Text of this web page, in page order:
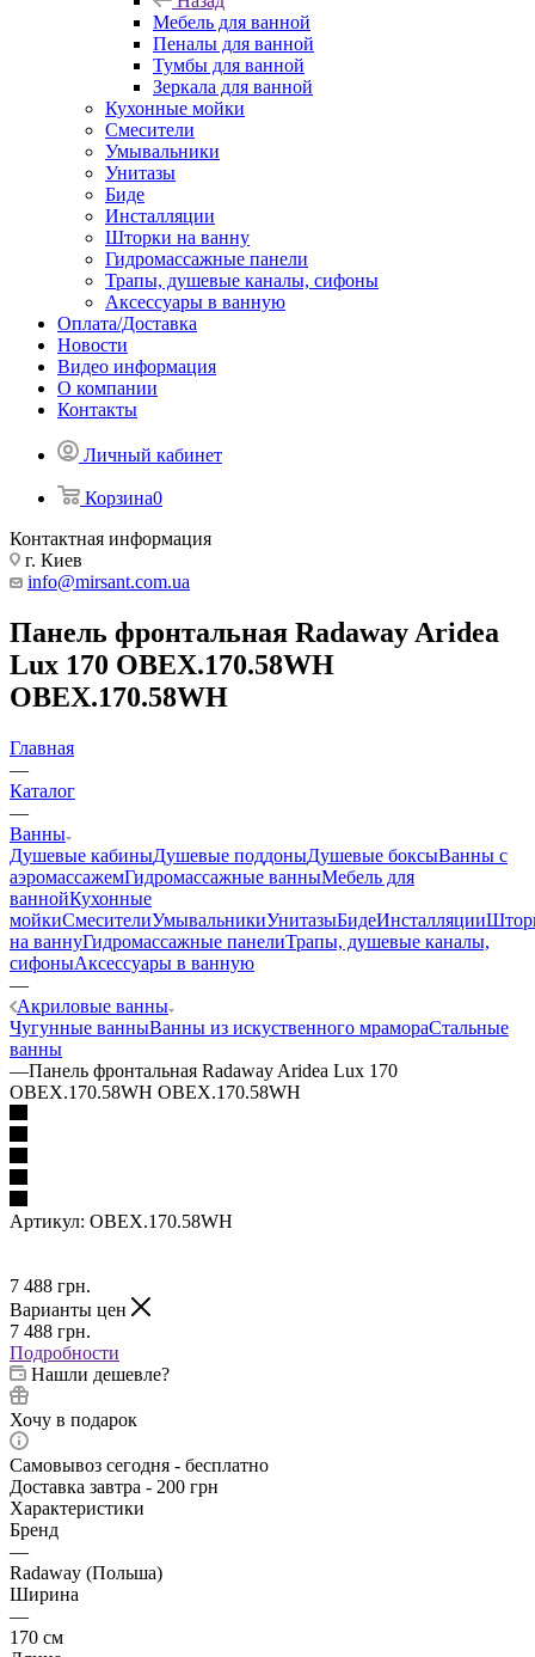
Мебель для ванной
Пеналы для ванной
Тумбы для ванной
Зеркала для ванной
Кухонные мойки
Смесители
Умывальники
Унитазы
Биде
Инсталляции
Шторки на ванну
Гидромассажные панели
Трапы, душевые каналы, сифоны
Аксессуары в ванную
Оплата/Доставка
Новости
Видео информация
О компании
Контакты
Личный кабинет
Корзина0
Контактная информация
г. Киев
info@mirsant.com.ua
Панель фронтальная Radaway Aridea
Lux 170 OBEX.170.58WH
OBEX.170.58WH
Главная
—
Каталог
—
Ванны
Душевые кабиныДушевые поддоныДушевые боксыВанны с
аэромассажемГидромассажные ванныМебель для
ваннойКухонные
мойкиСмесителиУмывальникиУнитазыБидеИнсталляции
на ваннуГидромассажные панелиТрапы, душевые каналы,
сифоныАксессуары в ванную
—
Акриловые ванны
Чугунные ванныВанны из искуственного мрамораСтальные
ванны
—Панель фронтальная Radaway Aridea Lux 170
OBEX.170.58WH OBEX.170.58WH
Артикул: OBEX.170.58WH
7 488 грн.
Варианты цен
7 488 грн.
Подробности
Нашли дешевле?
Хочу в подарок
Самовывоз сегодня - бесплатно
Доставка завтра - 200 грн
Характеристики
Бренд
—
Radaway (Польша)
Ширина
—
170 см